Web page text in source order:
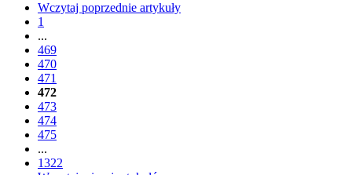
Wczytaj poprzednie artykuły
1
...
469
470
471
472
473
474
475
...
1322